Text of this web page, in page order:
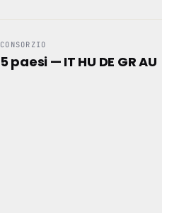
CONSORZIO
5 paesi — IT HU DE GR AU